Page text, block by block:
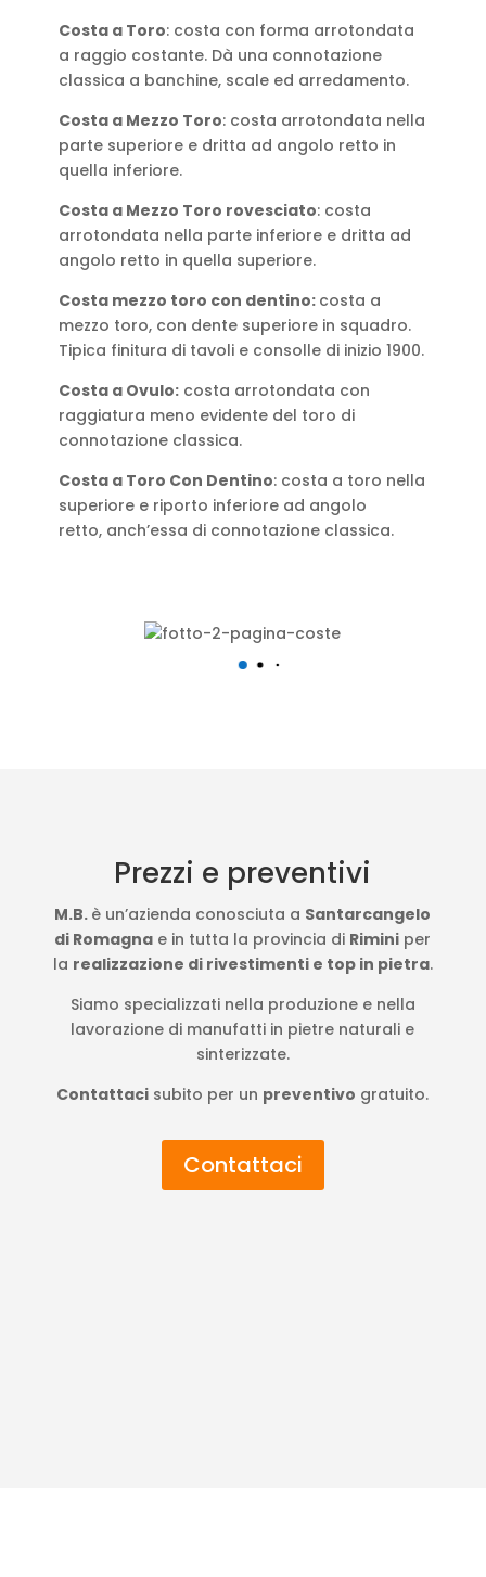
Costa a Toro: costa con forma arrotondata
a raggio costante. Dà una connotazione
classica a banchine, scale ed arredamento.
Costa a Mezzo Toro: costa arrotondata nella
parte superiore e dritta ad angolo retto in
quella inferiore.
Costa a Mezzo Toro rovesciato: costa
arrotondata nella parte inferiore e dritta ad
angolo retto in quella superiore.
Costa mezzo toro con dentino: costa a
mezzo toro, con dente superiore in squadro.
Tipica finitura di tavoli e consolle di inizio 1900.
Costa a Ovulo:costa arrotondata con
raggiatura meno evidente del toro di
connotazione classica.
Costa a Toro Con Dentino: costa a toro nella
superiore e riporto inferiore ad angolo
retto, anch’essa di connotazione classica.
Prezzi e preventivi
M.B. è un’azienda conosciuta a Santarcangelo
di Romagna e in tutta la provincia di Rimini per
la realizzazione di rivestimenti e top in pietra.
Siamo specializzati nella produzione e nella
lavorazione di manufatti in pietre naturali e
sinterizzate.
Contattaci subito per un preventivo gratuito.
Contattaci